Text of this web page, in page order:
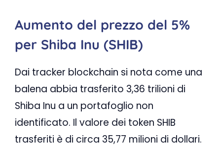
Aumento del prezzo del 5%
per Shiba Inu (SHIB)
Dai tracker blockchain si nota come una
balena abbia trasferito 3,36 trilioni di
Shiba Inu a un portafoglio non
identificato. Il valore dei token SHIB
trasferiti è di circa 35,77 milioni di dollari.